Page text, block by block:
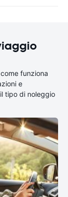
funziona
e
tipo di noleggio